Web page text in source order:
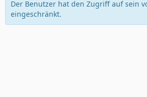
Der Benutzer hat den Zugriff auf sein
eingeschränkt.